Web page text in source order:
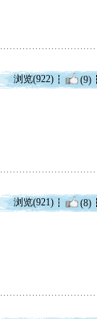
浏览(922) (9)
浏览(921) (8)